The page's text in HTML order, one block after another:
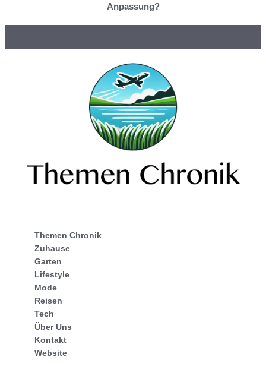
Anpassung?
Themen Chronik
Zuhause
Garten
Lifestyle
Mode
Reisen
Tech
Über Uns
Kontakt
Website